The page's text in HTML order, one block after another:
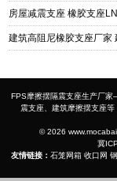
房屋减震支座 橡胶支座
FPS摩擦摆隔震支座生产厂
震支座、建筑摩擦摆支座
© 2026
冀
友情链接： 石笼网箱 收口网